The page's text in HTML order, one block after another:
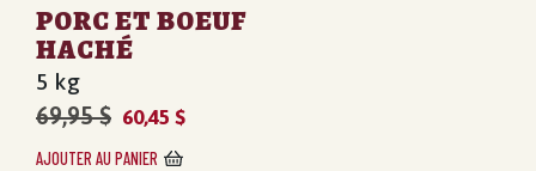
PORC ET BOEUF
HACHÉ
5 kg
69,95$ Le
60,45 $Le
AJOUTER AU PANIER